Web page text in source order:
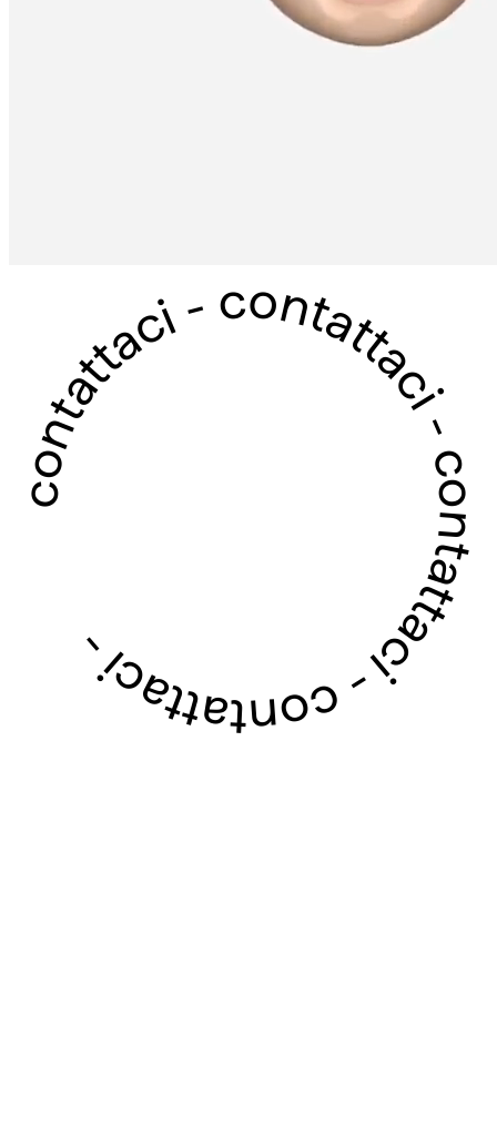
contattaci - contattaci - contattaci - contattaci -